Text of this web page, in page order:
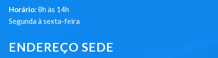
Horário: 8h às 14h
Segunda à sexta-feira
ENDEREÇO SEDE